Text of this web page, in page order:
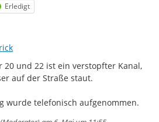
Status
Erledigt
20 und 22 ist ein verstopfter Kanal,
auf der Straße staut.
wurde telefonisch aufgenommen.